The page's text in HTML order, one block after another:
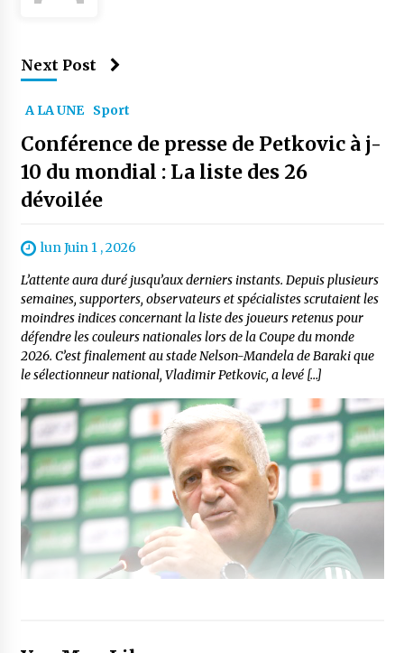
Next Post
A LA UNE Sport
Conférence de presse de Petkovic à j-
10 du mondial : La liste des 26
dévoilée
lun Juin 1 , 2026
L’attente aura duré jusqu’aux derniers instants. Depuis plusieurs
semaines, supporters, observateurs et spécialistes scrutaient les
moindres indices concernant la liste des joueurs retenus pour
défendre les couleurs nationales lors de la Coupe du monde
2026. C’est finalement au stade Nelson-Mandela de Baraki que
le sélectionneur national, Vladimir Petkovic, a levé […]